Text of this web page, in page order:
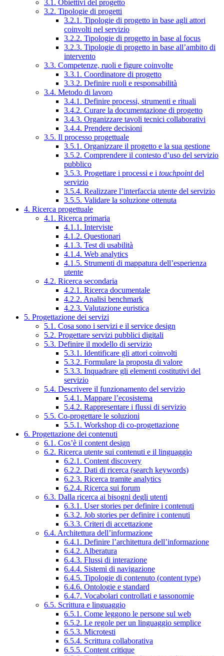
3.1. Obiettivi del progetto
3.2. Tipologie di progetti
3.2.1. Tipologie di progetto in base agli attori
coinvolti nel servizio
3.2.2. Tipologie di progetto in base al focus
3.2.3. Tipologie di progetto in base all’ambito di
intervento
3.3. Competenze, ruoli e figure coinvolte
3.3.1. Coordinatore di progetto
3.3.2. Definire ruoli e responsabilità
3.4. Metodo di lavoro
3.4.1. Definire processi, strumenti e rituali
3.4.2. Curare la documentazione di progetto
3.4.3. Organizzare tavoli tecnici collaborativi
3.4.4. Prendere decisioni
3.5. Il processo progettuale
3.5.1. Organizzare il progetto e la sua gestione
3.5.2. Comprendere il contesto d’uso del servizio
pubblico
3.5.3. Progettare i processi e i touchpointdel
servizio
3.5.4. Realizzare l’interfaccia utente del servizio
3.5.5. Validare la soluzione ottenuta
4. Ricerca progettuale
4.1. Ricerca primaria
4.1.1. Interviste
4.1.2. Questionari
4.1.3. Test di usabilità
4.1.4. Web analytics
4.1.5. Strumenti di mappatura dell’esperienza
utente
4.2. Ricerca secondaria
4.2.1. Ricerca documentale
4.2.2. Analisi benchmark
4.2.3. Valutazione euristica
5. Progettazione dei servizi
5.1. Cosa sono i servizi e il service design
5.2. Progettare servizi pubblici digitali
5.3. Definire il modello di servizio
5.3.1. Identificare gli attori coinvolti
5.3.2. Formulare la proposta di valore
5.3.3. Inquadrare gli elementi costitutivi del
servizio
5.4. Descrivere il funzionamento del servizio
5.4.1. Mappare l’ecosistema
5.4.2. Rappresentare i flussi di servizio
5.5. Co-progettare le soluzioni
5.5.1. Workshop di co-progettazione
6. Progettazione dei contenuti
6.1. Cos’è il content design
6.2. Ricerca utente sui contenuti e il linguaggio
6.2.1. Content discovery
6.2.2. Dati di ricerca (search keywords)
6.2.3. Ricerca tramite analytics
6.2.4. Ricerca sui forum
6.3. Dalla ricerca ai bisogni degli utenti
6.3.1. User stories per definire i contenuti
6.3.2. Job stories per definire i contenuti
6.3.3. Criteri di accettazione
6.4. Architettura dell’informazione
6.4.1. Definire l’architettura dell’informazione
6.4.2. Alberatura
6.4.3. Flussi di interazione
6.4.4. Sistemi di navigazione
6.4.5. Tipologie di contenuto (content type)
6.4.6. Ontologie e standard
6.4.7. Vocabolari controllati e tassonomie
6.5. Scrittura e linguaggio
6.5.1. Come leggono le persone sul web
6.5.2. Le regole per un linguaggio semplice
6.5.3. Microtesti
6.5.4. Scrittura collaborativa
6.5.5. Content critique